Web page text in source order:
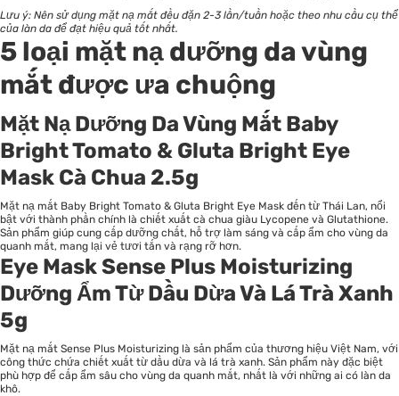
Lưu ý: Nên sử dụng mặt nạ mắt đều đặn 2-3 lần/tuần hoặc theo nhu cầu cụ thể
của làn da để đạt hiệu quả tốt nhất.
5 loại mặt nạ dưỡng da vùng
mắt được ưa chuộng
Mặt Nạ Dưỡng Da Vùng Mắt Baby
Bright Tomato & Gluta Bright Eye
Mask Cà Chua 2.5g
Mặt nạ mắt Baby Bright Tomato & Gluta Bright Eye Mask đến từ Thái Lan, nổi
bật với thành phần chính là chiết xuất cà chua giàu Lycopene và Glutathione.
Sản phẩm giúp cung cấp dưỡng chất, hỗ trợ làm sáng và cấp ẩm cho vùng da
quanh mắt, mang lại vẻ tươi tắn và rạng rỡ hơn.
Eye Mask Sense Plus Moisturizing
Dưỡng Ẩm Từ Dầu Dừa Và Lá Trà Xanh
5g
Mặt nạ mắt Sense Plus Moisturizing là sản phẩm của thương hiệu Việt Nam, với
công thức chứa chiết xuất từ dầu dừa và lá trà xanh. Sản phẩm này đặc biệt
phù hợp để cấp ẩm sâu cho vùng da quanh mắt, nhất là với những ai có làn da
khô.